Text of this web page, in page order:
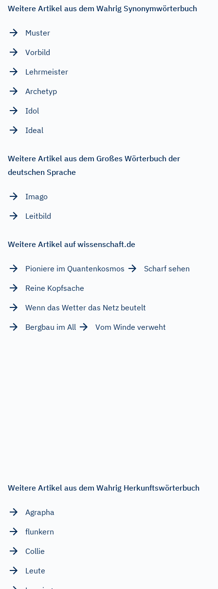
Weitere Artikel aus dem Wahrig Synonymwörterbuch
Muster
Vorbild
Lehrmeister
Archetyp
Idol
Ideal
Weitere Artikel aus dem Großes Wörterbuch der
deutschen Sprache
Imago
Leitbild
Weitere Artikel auf wissenschaft.de
Pioniere im Quantenkosmos
Scharf sehen
Reine Kopfsache
Wenn das Wetter das Netz beutelt
Bergbau im All
Vom Winde verweht
Weitere Artikel aus dem Wahrig Herkunftswörterbuch
Agrapha
flunkern
Collie
Leute